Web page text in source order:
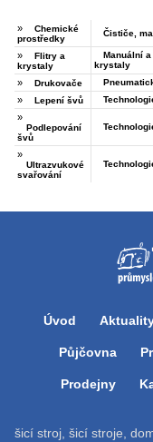
»
Chemické
prostředky
Čističe,
»
Flitry a
krystaly
Manuální
krystaly
» Drukovače
»
Lepení švů
»
Podlepování
švů
»
Ultrazvukové
svařování
Úvod
Půjčovna
Prodejny
šicí stroj, šicí stroje,